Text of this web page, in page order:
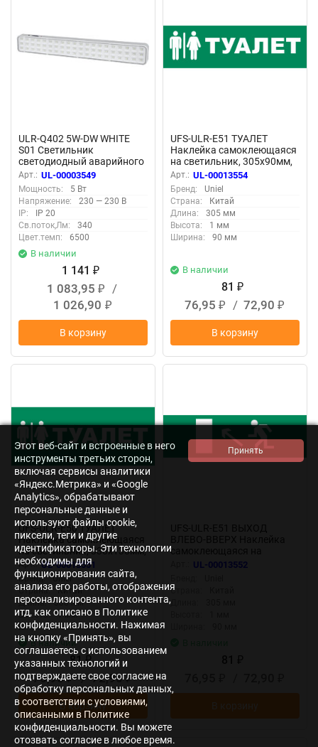
ULR-Q402 5W-DW WHITE
S01 Светильник
светодиодный аварийного
освещения, Наклейка
ВЫХОД, Дневной свет
6500K, Встроенный
аккумулятор AC-DС,
Корпус белый.
Арт.: UL-00003549
Мощность:
5 Вт
Напряжение:
230 — 230 В
IP:
IP 20
Св.поток,Лм:
340
Цвет.темп:
6500
В наличии
1 141 ₽
1 083,95 ₽
/
1 026,90 ₽
В корзину
UFS-ULR-E51 ТУАЛЕТ
Наклейка самоклеющаяся
на светильник, 305х90мм,
Цвет зеленый
Арт.: UL-00013554
Бренд:
Uniel
Страна:
Китай
Длина:
305 мм
Высота:
1 мм
Ширина:
90 мм
В наличии
81 ₽
76,95 ₽ / 72,90 ₽
В корзину
UFS-ULR-E50 ТУАЛЕТ
Наклейка самоклеющаяся
на светильник, 338х138мм,
Цвет зеленый
Арт.: UL-00013551
Бренд:
Uniel
Страна:
Китай
Длина:
338 мм
Высота:
1 мм
Ширина:
138 мм
В наличии
81₽
76,95₽/72,90₽
В корзину
самоклеющаяся на
светильник, 305х90мм,
UL-00013552
Страна:
Этот веб-сайт и встроенные в него
инструменты третьих сторон,
включая сервисы аналитики
«Яндекс.Метрика» и «Google
Analytics», обрабатывают
персональные данные и
используют файлы cookie,
пиксели, теги и другие
идентификаторы. Эти технологии
необходимы для
функционирования сайта,
анализа его работы, отображения
персонализированного контента,
итд, как описано в Политике
конфиденциальности. Нажимая
на кнопку «Принять», вы
соглашаетесь с использованием
указанных технологий и
подтверждаете свое согласие на
обработку персональных данных,
в соответствии с условиями,
описанными в Политике
конфиденциальности. Вы можете
отозвать согласие в любое время.